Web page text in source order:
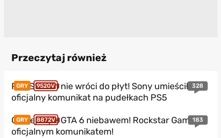
Przeczytaj również
GRY 9520V 328
PlayStation nie wróci do płyt! Sony umieściło
oficjalny komunikat na pudełkach PS5
GRY 8872V 183
Gameplay z GTA 6 niebawem! Rockstar Games z
oficjalnym komunikatem!